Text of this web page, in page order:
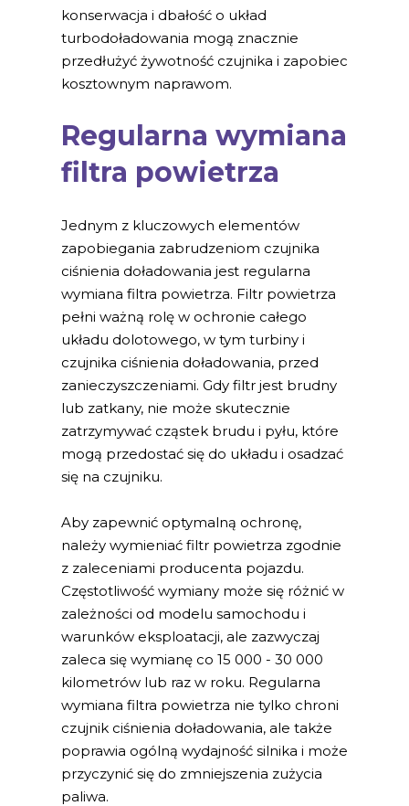
konserwacja i dbałość o układ
turbodoładowania mogą znacznie
przedłużyć żywotność czujnika i zapobiec
kosztownym naprawom.
Regularna wymiana
filtra powietrza
Jednym z kluczowych elementów
zapobiegania zabrudzeniom czujnika
ciśnienia doładowania jest regularna
wymiana filtra powietrza. Filtr powietrza
pełni ważną rolę w ochronie całego
układu dolotowego, w tym turbiny i
czujnika ciśnienia doładowania, przed
zanieczyszczeniami. Gdy filtr jest brudny
lub zatkany, nie może skutecznie
zatrzymywać cząstek brudu i pyłu, które
mogą przedostać się do układu i osadzać
się na czujniku.
Aby zapewnić optymalną ochronę,
należy wymieniać filtr powietrza zgodnie
z zaleceniami producenta pojazdu.
Częstotliwość wymiany może się różnić w
zależności od modelu samochodu i
warunków eksploatacji, ale zazwyczaj
zaleca się wymianę co 15 000 - 30 000
kilometrów lub raz w roku. Regularna
wymiana filtra powietrza nie tylko chroni
czujnik ciśnienia doładowania, ale także
poprawia ogólną wydajność silnika i może
przyczynić się do zmniejszenia zużycia
paliwa.